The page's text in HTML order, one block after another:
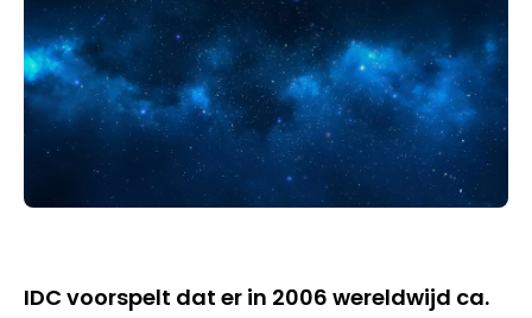
IDC voorspelt dat er in 2006 wereldwijd ca.